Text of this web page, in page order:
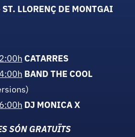
ST. LLORENÇ DE MONTGAI
CATARRES
BAND THE COOL
DJ MONICA X
SÓN GRATUÏTS